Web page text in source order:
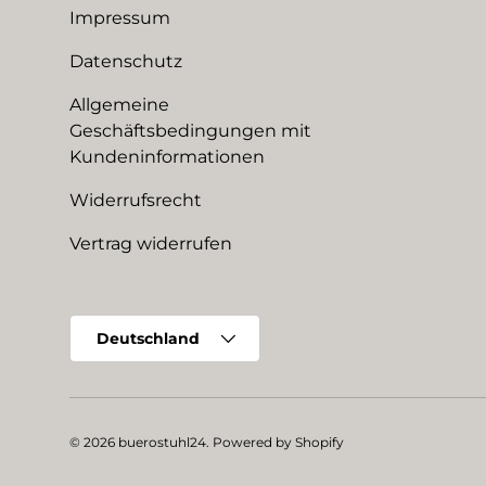
Impressum
Datenschutz
Allgemeine
Geschäftsbedingungen mit
Kundeninformationen
Widerrufsrecht
Vertrag widerrufen
Deutschland
© 2026 buerostuhl24. Powered by Shopify